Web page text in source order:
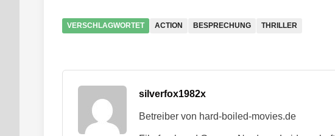
VERSCHLAGWORTET ACTION BESPRECHUNG THRILLER
silverfox1982x
Betreiber von hard-boiled-movies.de